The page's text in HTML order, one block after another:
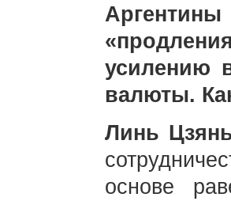
усилению
валюты.
Линь
основе